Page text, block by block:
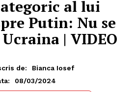
al lui
Putin: Nu se
| VIDEO
de:
Bianca Iosef
08/03/2024